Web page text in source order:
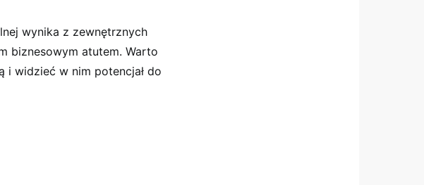
wynika z zewnętrznych
biznesowym atutem. Warto
widzieć w nim potencjał do